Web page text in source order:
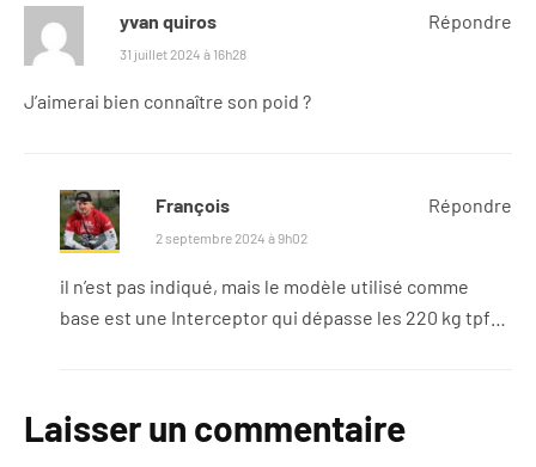
yvan quiros
31 juillet 2024 à 16h28
J’aimerai bien connaître son poid ?
Répondre
François
2 septembre 2024 à 9h02
il n’est pas indiqué, mais le modèle utilisé comme
base est une Interceptor qui dépasse les 220 kg tpf…
Répondre
Laisser un commentaire